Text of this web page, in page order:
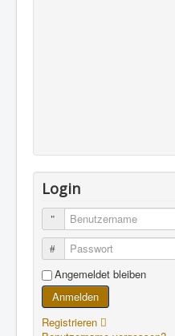
Login
Benutzername
Passwort
Angemeldet bleiben
Anmelden
Registrieren